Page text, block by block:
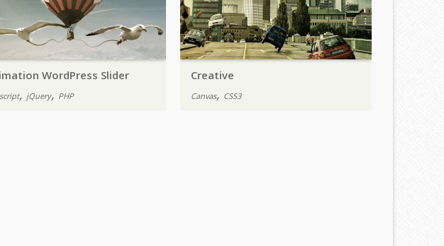
WordPress Slider
, jQuery, PHP
Creative
Canvas, CSS3